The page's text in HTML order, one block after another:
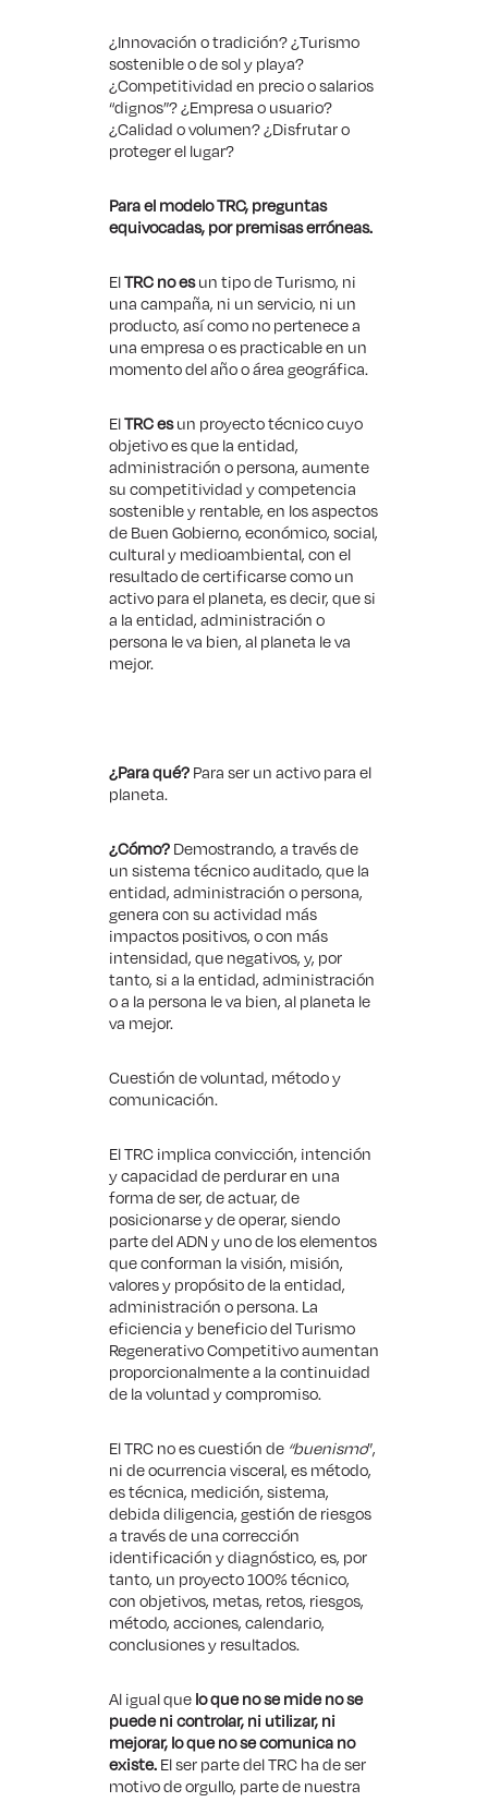
¿Innovación o tradición? ¿Turismo
sostenible o de sol y playa?
¿Competitividad en precio o salarios
“dignos”? ¿Empresa o usuario?
¿Calidad o volumen? ¿Disfrutar o
proteger el lugar?
Para el modelo TRC, preguntas
equivocadas, por premisas erróneas.
ElTRC no esun tipo de Turismo, ni
una campaña, ni un servicio, ni un
producto, así como no pertenece a
una empresa o es practicable en un
momento del año o área geográfica.
ElTRC esun proyecto técnico cuyo
objetivo es que la entidad,
administración o persona, aumente
su competitividad y competencia
sostenible y rentable, en los aspectos
de Buen Gobierno, económico, social,
cultural y medioambiental, con el
resultado de certificarse como un
activo para el planeta, es decir, que si
a la entidad, administración o
persona le va bien, al planeta le va
mejor.
¿Para qué?Para ser un activo para el
planeta.
¿Cómo?Demostrando, a través de
un sistema técnico auditado, que la
entidad, administración o persona,
genera con su actividad más
impactos positivos, o con más
intensidad, que negativos, y, por
tanto, si a la entidad, administración
o a la persona le va bien, al planeta le
va mejor.
Cuestión de voluntad, método y
comunicación.
El TRC implica convicción, intención
y capacidad de perdurar en una
forma de ser, de actuar, de
posicionarse y de operar, siendo
parte del ADN y uno de los elementos
que conforman la visión, misión,
valores y propósito de la entidad,
administración o persona. La
eficiencia y beneficio del Turismo
Regenerativo Competitivo aumentan
proporcionalmente a la continuidad
de la voluntad y compromiso.
El TRC no es cuestión de “buenismo”,
ni de ocurrencia visceral, es método,
es técnica, medición, sistema,
debida diligencia, gestión de riesgos
a través de una corrección
identificación y diagnóstico, es, por
tanto, un proyecto 100% técnico,
con objetivos, metas, retos, riesgos,
método, acciones, calendario,
conclusiones y resultados.
Al igual quelo que no se mide no se
puede ni controlar, ni utilizar, ni
mejorar, lo que no se comunica no
existe.El ser parte del TRC ha de ser
motivo de orgullo, parte de nuestra